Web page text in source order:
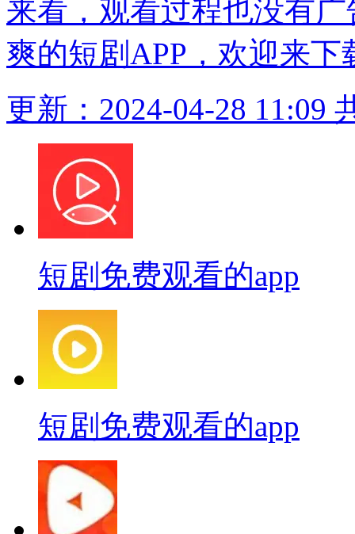
来看，观看过程也没有
爽的短剧APP，欢迎来下
更新：2024-04-28 11:09
短剧免费观看的app
短剧免费观看的app